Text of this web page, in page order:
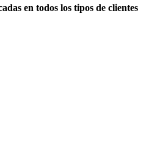
en todos los tipos de clientes